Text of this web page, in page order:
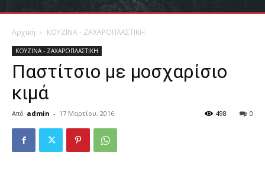
Αρχική ΚΟΥΖΙΝΑ - ΖΑΧΑΡΟΠΛΑΣΤΙΚΗ
ΚΟΥΖΙΝΑ - ΖΑΧΑΡΟΠΛΑΣΤΙΚΗ
Παστίτσιο με μοσχαρίσιο
κιμά
Από admin - 17 Μαρτίου, 2016 0
498